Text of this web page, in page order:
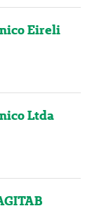
Eireli
Ltda